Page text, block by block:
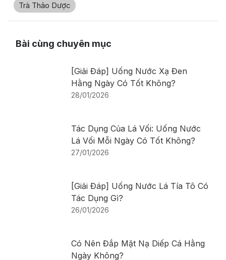
Trà Thảo Dược
Bài cùng chuyên mục
[Giải Đáp] Uống Nước Xạ Đen
Hằng Ngày Có Tốt Không?
28/01/2026
Tác Dụng Của Lá Vối: Uống Nước
Lá Vối Mỗi Ngày Có Tốt Không?
27/01/2026
[Giải Đáp] Uống Nước Lá Tía Tô Có
Tác Dụng Gì?
26/01/2026
Có Nên Đắp Mặt Nạ Diếp Cá Hằng
Ngày Không​?